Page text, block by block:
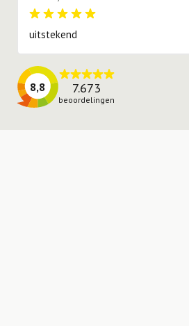
uitstekend
8,8 7.673
beoordelingen